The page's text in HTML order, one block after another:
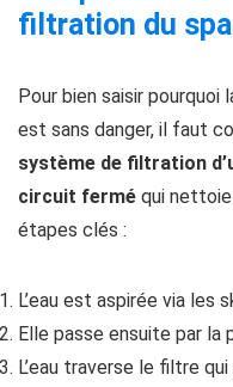
filtration du spa
Pour bien saisir
est sans danger, il faut
système de filtration
circuit fermé qui nettoie
étapes clés :
L’eau est aspirée via les
Elle passe ensuite par la
L’eau traverse le filtre